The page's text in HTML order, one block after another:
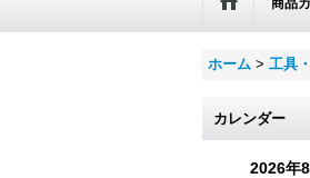
商品
ホーム > 工具
カレンダー
2026年8